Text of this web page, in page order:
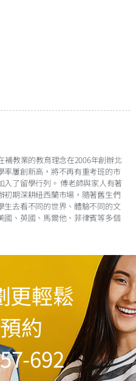
補教業的教育理念在2006年創辦北
屢創新高，將不再有重考班的市
了留學行列。 傅老師與家人有著
期深耕紐西蘭市場，隨著舊生們
去看不同的世界、體驗不同的文
、英國、馬爾他、菲律賓等多個
更輕鬆
約
692